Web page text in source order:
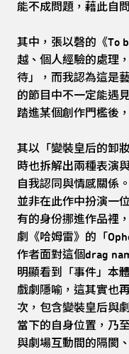
能不成問題，藉此自
其中，張以磬的《To
越、個人經驗的處理
待」，而我認為這是
的節目中不一定能遇
踏進某個創作門檻後
其以「變裝皇后的卸
時也拆解出兩種表演
自我認同與情感關係
並非在此作中扮演一
有的身份挪進作品裡
劇《哈姆雷》的「
作者面對這個drag
明顯看到「事件」本
戲劇隱喻，這其實也
次，包含變裝皇后與
當下的自身位置，乃
與劇場互動間的隔閡